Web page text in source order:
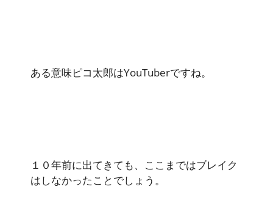
ある意味ピコ太郎はYouTuberですね。
１０年前に出てきても、ここまではブレイク
はしなかったことでしょう。